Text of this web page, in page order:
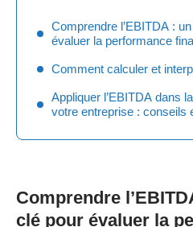
Comprendre l’EBITDA :
évaluer la performance
Comment calculer et
Appliquer l’EBITDA dans
votre entreprise : conseils
Comprendre
clé pour évaluer la